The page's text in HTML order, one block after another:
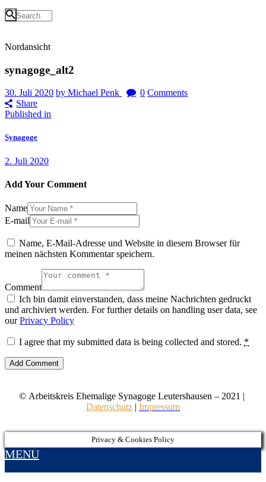
Nordansicht
synagoge_alt2
30. Juli 2020 by Michael Penk 0 Comments
Share
Beitragsnavigation
Published in
Synagoge
2. Juli 2020
Add Your Comment
Name
E-mail
Name, E-Mail-Adresse und Website in diesem Browser für
meinen nächsten Kommentar speichern.
Comment
Ich bin damit einverstanden, dass meine Nachrichten gedruckt
und archiviert werden. For further details on handling user data, see
ourPrivacy Policy
I agree that my submitted data is being collected and stored. *
© Arbeitskreis Ehemalige Synagoge Leutershausen – 2021 |
Datenschutz | Impressum
Privacy & Cookies Policy
MENU